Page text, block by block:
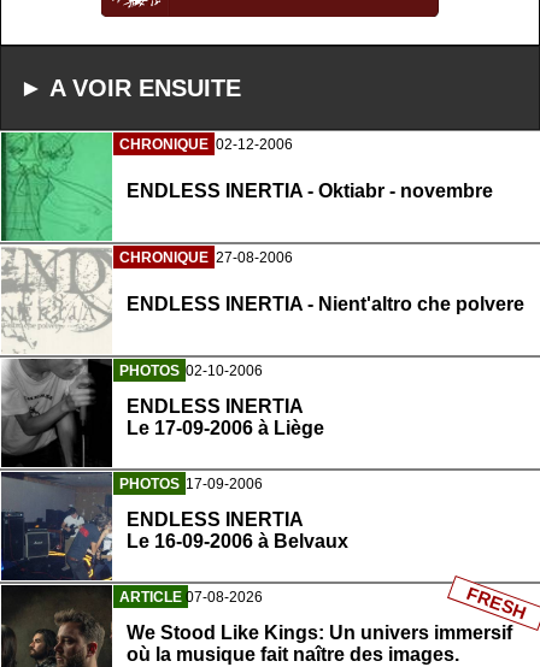
► A VOIR ENSUITE
CHRONIQUE 02-12-2006
ENDLESS INERTIA - Oktiabr - novembre
CHRONIQUE 27-08-2006
ENDLESS INERTIA - Nient'altro che polvere
PHOTOS 02-10-2006
ENDLESS INERTIA
Le 17-09-2006 à Liège
PHOTOS 17-09-2006
ENDLESS INERTIA
Le 16-09-2006 à Belvaux
ARTICLE 07-08-2026
We Stood Like Kings: Un univers immersif
où la musique fait naître des images.
FRESH